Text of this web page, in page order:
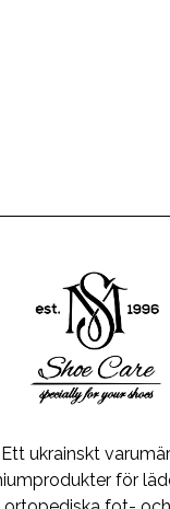
Ett ukrainskt
för